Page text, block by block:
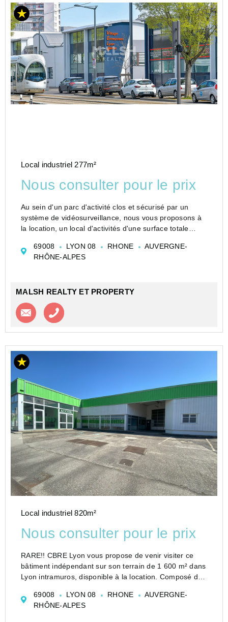
Local industriel 277m²
Nous consulter pour le prix
Au sein d'un parc d'activité clos et sécurisé par un
système de vidéosurveillance, nous vous proposons à
la location, un local d'activités d'une surface totale
m² de bureaux. Ce...
69008 LYON 08 RHONE
AUVERGNE-
RHÔNE-ALPES
MALSH REALTY ET PROPERTY
Contacter l'agence
Local industriel 820m²
Nous consulter pour le prix
RARE!! CBRE Lyon vous propose de venir visiter ce
bâtiment indépendant sur son terrain de 1 600 m² dans
Lyon intramuros, disponible à la location. Composé de
industriel est idéal pour une activité liée à l&...
69008 LYON 08 RHONE
AUVERGNE-
RHÔNE-ALPES